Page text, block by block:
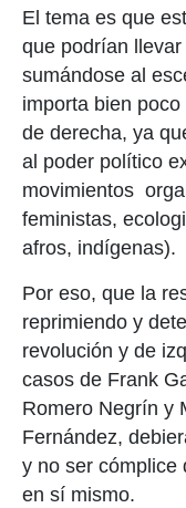
El tema es que
que podrían
sumándose al
importa bien
de derecha, ya
al poder político
movimientos
feministas,
afros, indígenas).
Por eso, que la
reprimiendo y
revolución y de
casos de Frank
Romero Negrín y
Fernández,
y no ser cómplice
en sí mismo.